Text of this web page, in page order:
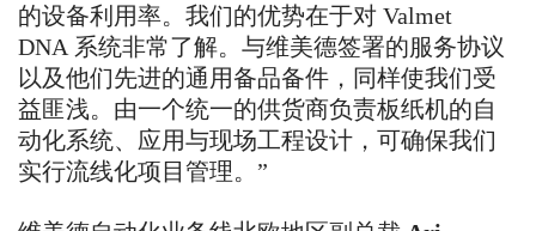
的设备利用率。我们的优势在于对 Valmet
DNA 系统非常了解。与维美德签署的服务协议
以及他们先进的通用备品备件，同样使我们受
益匪浅。由一个统一的供货商负责板纸机的自
动化系统、应用与现场工程设计，可确保我们
实行流线化项目管理。”